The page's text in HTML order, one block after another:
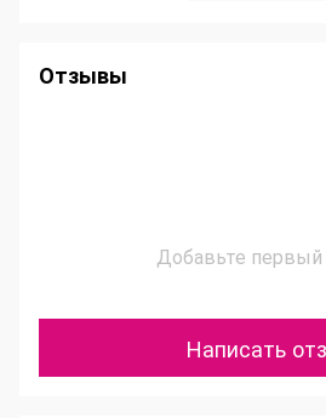
Отзывы
Добавьте
Написать